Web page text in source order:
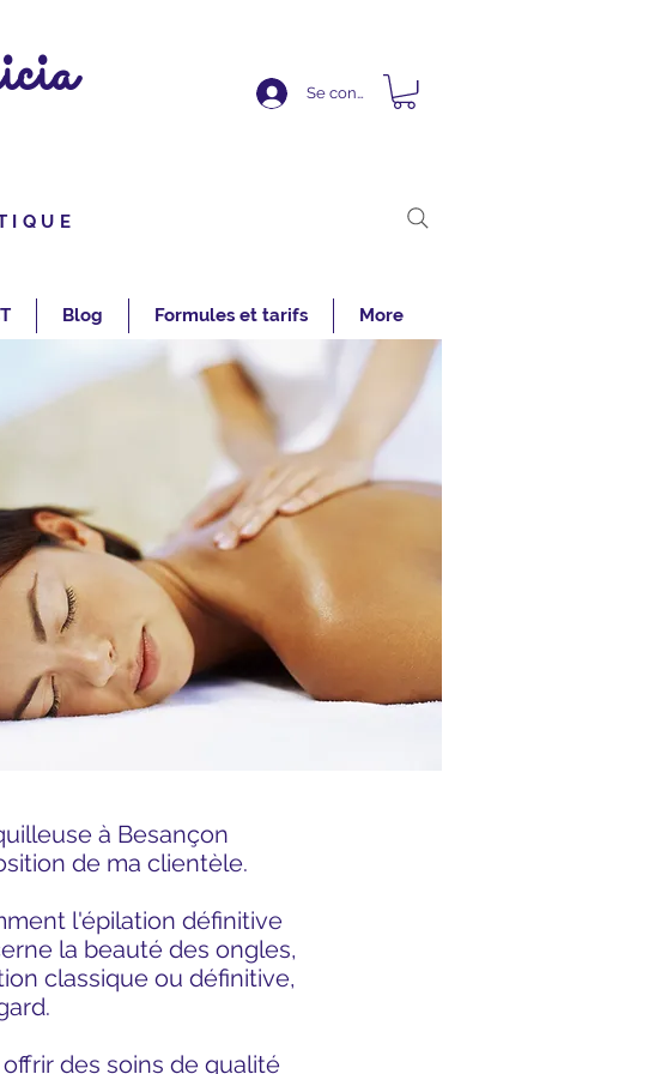
Se connecter
Blog Formules et tarifs More
à Besançon
de ma clientèle.
l'épilation définitive
la beauté des ongles,
classique ou définitive,
des soins de qualité